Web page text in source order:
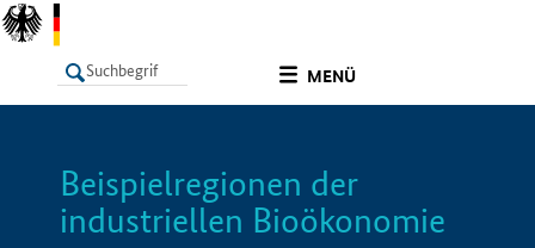
MENÜ
LISTE
Beispielregionen der
industriellen Bioökonomie